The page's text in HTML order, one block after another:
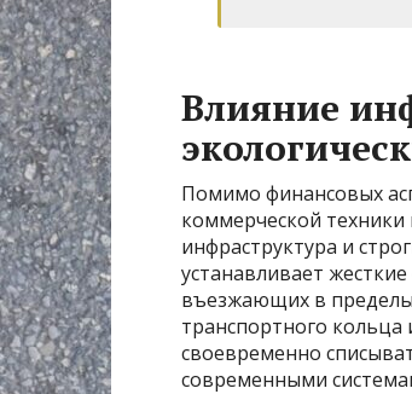
Влияние
Помимо финансовых
коммерческой
инфраструктура и
устанавливает
въезжающих в
транспортного
своевременно
современными